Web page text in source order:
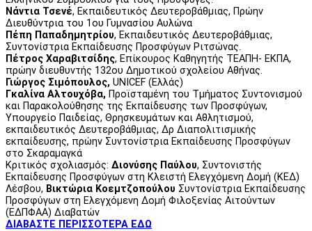
Nάντια Τσενέ, Εκπαιδευτικός Δευτεροβάθμιας, Πρώην
Διευθύντρια του 1ου Γυμνασίου Αυλώνα
Πέπη Παπαδημητρίου, Εκπαιδευτικός Δευτεροβάθμιας,
Συντονίστρια Εκπαίδευσης Προσφύγων Ριτσώνας.
Πέτρος Χαραβιτσίδης, Επίκουρος Καθηγητής ΤΕΑΠΗ- ΕΚΠΑ,
πρώην διευθυντής 132ου Δημοτικού σχολείου Αθήνας.
Γιώργος Σιμόπουλος, UNICEF (Ελλάς)
Γκαλίνα Αλτουχόβα, Προϊσταμένη του Τμήματος Συντονισμού
και Παρακολούθησης της Εκπαίδευσης των Προσφύγων,
Υπουργείο Παιδείας, Θρησκευμάτων και Αθλητισμού,
εκπαιδευτικός Δευτεροβάθμιας, Δρ Διαπολιτισμικής
εκπαίδευσης, πρώην Συντονίστρια Εκπαίδευσης Προσφύγων
στο Σκαραμαγκά
Κριτικός σχολιασμός: Διονύσης Παύλου, Συντονιστής
Εκπαίδευσης Προσφύγων στη Κλειστή Ελεγχόμενη Δομή (ΚΕΔ)
Λέσβου, Βικτώρια Κοεμτζοπούλου Συντονίστρια Εκπαίδευσης
Προσφύγων στη Ελεγχόμενη Δομή Φιλοξενίας Αιτούντων
(ΕΔΠΦΑΑ) Διαβατών
ΔΙΑΒΑΣΤΕ ΠΕΡΙΣΣΟΤΕΡΑ ΕΔΩ